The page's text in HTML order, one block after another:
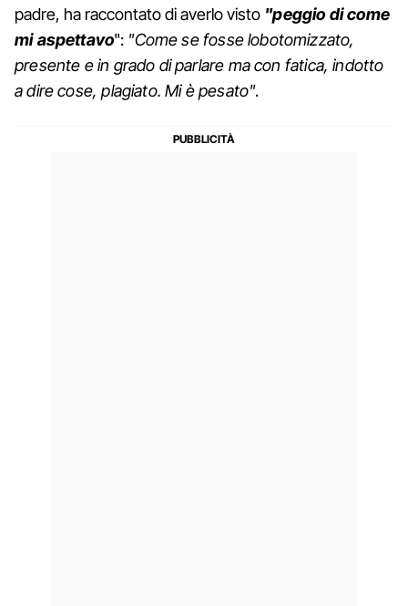
padre, ha raccontato di averlo visto "peggio di come
mi aspettavo": "Come se fosse lobotomizzato,
presente e in grado di parlare ma con fatica, indotto
a dire cose, plagiato. Mi è pesato".